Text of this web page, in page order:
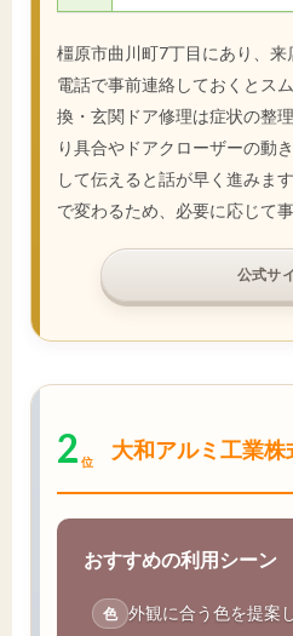
橿原市曲川町7丁目にあり、
電話で事前連絡しておくとス
換・玄関ドア修理は症状の整
り具合やドアクローザーの動
して伝えると話が早く進みま
で変わるため、必要に応じて
公式サ
2 位 大和アルミ工業株
おすすめの利用シーン
色 外観に合う色を提案